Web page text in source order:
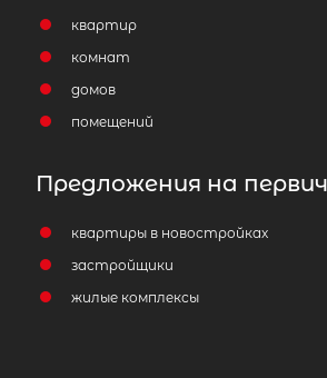
квартир
комнат
домов
помещений
Предложения на
квартиры в новостройках
застройщики
жилые комплексы